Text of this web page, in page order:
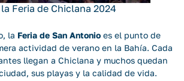
Feria de Chiclana 2024
la Feria de San Antonio es el punto de
actividad de verano en la Bahía. Cada
llegan a Chiclana y muchos quedan
sus playas y la calidad de vida.